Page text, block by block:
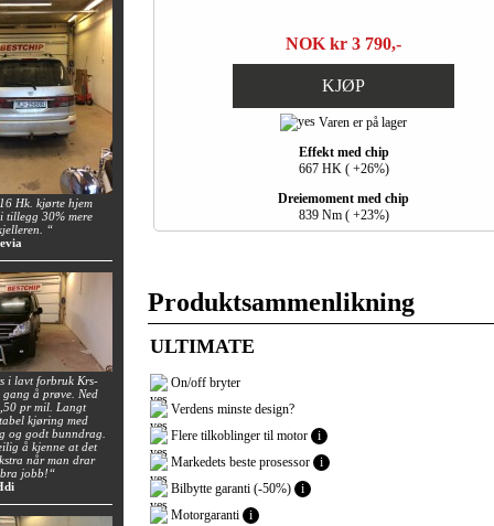
Hk. kjørte hjem
tillegg 30% mere
“
i lavt forbruk Krs-
gang å prøve. Ned
pr mil. Langt
kjøring med
og godt bunndrag.
å kjenne at det
når man drar
jobb!“
NOK kr 3 790,-
KJØP
Varen er på lager
Effekt med chip
667 HK ( +26%)
Dreiemoment med chip
839 Nm ( +23%)
Produktsammenlikning
ULTIMATE
On/off bryter
Verdens minste design?
Flere tilkoblinger til motor
i
Markedets beste prosessor
i
Bilbytte garanti (-50%)
i
Motorgaranti
i